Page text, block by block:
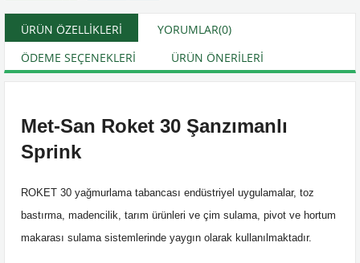
ÜRÜN ÖZELLIKLERI YORUMLAR(0)
ÖDEME SEÇENEKLERI
ÜRÜN ÖNERILERI
Met-San Roket 30 Şanzımanlı
Sprink
ROKET 30 yağmurlama tabancası endüstriyel uygulamalar, toz
bastırma, madencilik, tarım ürünleri ve çim sulama, pivot ve hortum
makarası sulama sistemlerinde yaygın olarak kullanılmaktadır.